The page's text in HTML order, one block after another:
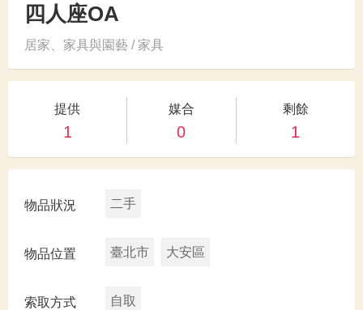
四人座OA
居家、家具與園藝 / 家具
提供
1
媒合
0
剩餘
1
物品狀況 二手
物品位置 臺北市 大安區
索取方式 自取